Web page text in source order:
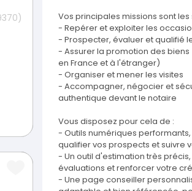
Vos principales missions sont les
- Repérer et exploiter les
- Prospecter, évaluer et qualifié
- Assurer la promotion des biens
en France et à l'étranger)
- Organiser et mener les visites
- Accompagner, négocier et
authentique devant le notaire
Vous disposez pour cela de :
- Outils numériques
qualifier vos prospects et suivre
- Un outil d'estimation très
évaluations et renforcer votre
- Une page conseiller